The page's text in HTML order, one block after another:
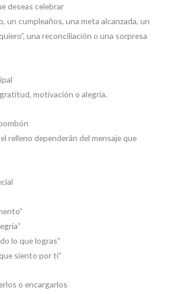
deseas celebrar
un cumpleaños, una meta alcanzada, un
una reconciliación o una sorpresa
motivación o alegría.
relleno dependerán del mensaje que
lo que logras”
siento por ti”
o encargarlos